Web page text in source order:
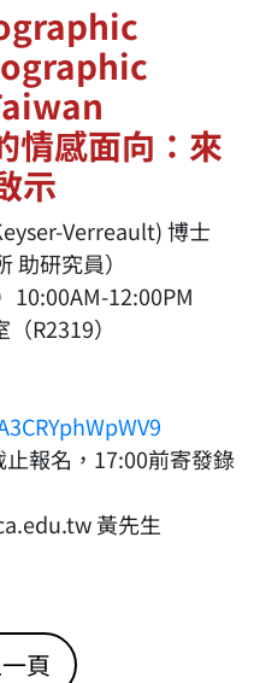
感面向：來
示
Verreault) 博士
助研究員）
12:00PM
R2319）
報名，17:00前寄發錄
黃先生
頁